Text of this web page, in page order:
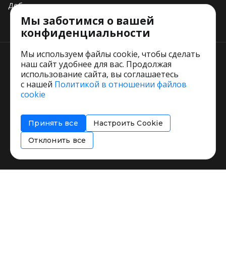
Добавить свое заведение
Тарифы
Пользовательское соглашение
Соглашение об информировании
Политика использования cookies
Мы заботимся о вашей
конфиденциальности
Мы используем файлы cookie, чтобы сделать
наш сайт удобнее для вас. Продолжая
использование сайта, вы соглашаетесь
с нашей Политикой в отношении файлов
cookie
Принять все
Настроить Cookie
Отклонить все